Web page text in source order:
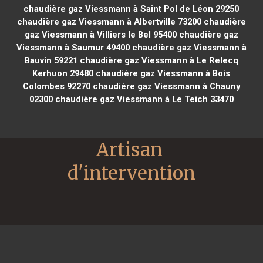
chaudière gaz Viessmann à Saint Pol de Léon 29250
chaudière gaz Viessmann à Albertville 73200chaudière
gaz Viessmann à Villiers le Bel 95400chaudière gaz
Viessmann à Saumur 49400chaudière gaz Viessmann à
Bauvin 59221 chaudière gaz Viessmann à Le Relecq
Kerhuon 29480 chaudière gaz Viessmann à Bois
Colombes 92270chaudière gaz Viessmann à Chauny
02300chaudière gaz Viessmann à Le Teich 33470
Artisan
d'intervention